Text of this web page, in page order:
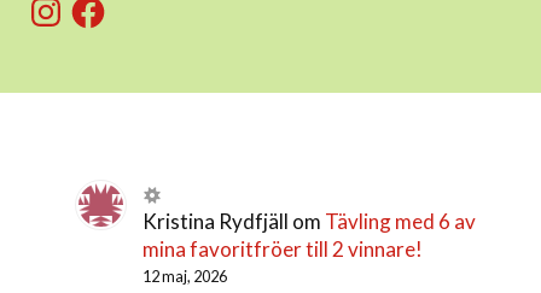
Kristina Rydfjäll om Tävling med 6 av
mina favoritfröer till 2 vinnare!
12 maj, 2026